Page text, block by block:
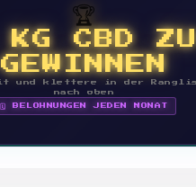
🏆
CBD ZU
GEWINNEN
und klettere in der
nach oben
🗓 BELOHNUNGEN JEDEN MONAT